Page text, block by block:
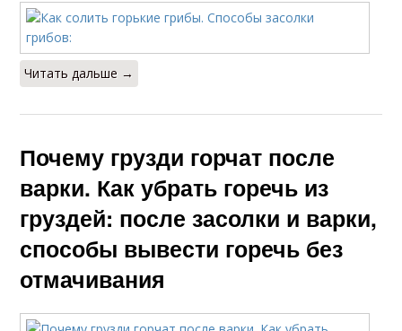
Читать дальше →
Почему грузди горчат после
варки. Как убрать горечь из
груздей: после засолки и варки,
способы вывести горечь без
отмачивания